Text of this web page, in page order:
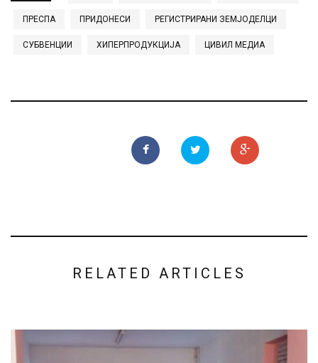
ПРЕСПА ПРИДОНЕСИ РЕГИСТРИРАНИ ЗЕМЈОДЕЛЦИ
СУБВЕНЦИИ ХИПЕРПРОДУКЦИЈА ЦИВИЛ МЕДИА
RELATED ARTICLES